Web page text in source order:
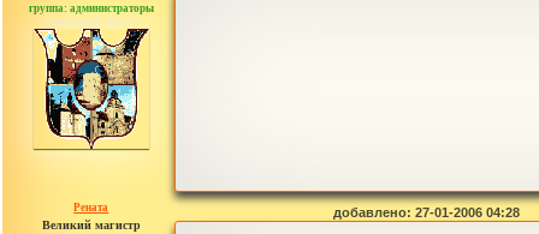
группа: администраторы
сообщений: 30442
Рената
Великий магистр
добавлено: 27-01-2006 04:28